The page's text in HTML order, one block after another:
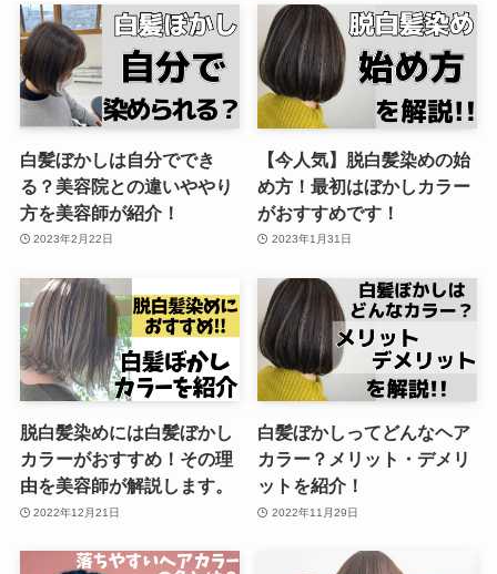
白髪ぼかしは自分ででき
る？美容院との違いややり
方を美容師が紹介！
2023年2月22日
【今人気】脱白髪染めの始
め方！最初はぼかしカラー
がおすすめです！
2023年1月31日
脱白髪染めには白髪ぼかし
カラーがおすすめ！その理
由を美容師が解説します。
2022年12月21日
白髪ぼかしってどんなヘア
カラー？メリット・デメリ
ットを紹介！
2022年11月29日